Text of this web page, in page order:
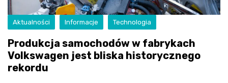
Aktualności Informacje Technologia
Produkcja samochodów w fabrykach
Volkswagen jest bliska historycznego
rekordu